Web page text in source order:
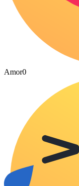
Amor0